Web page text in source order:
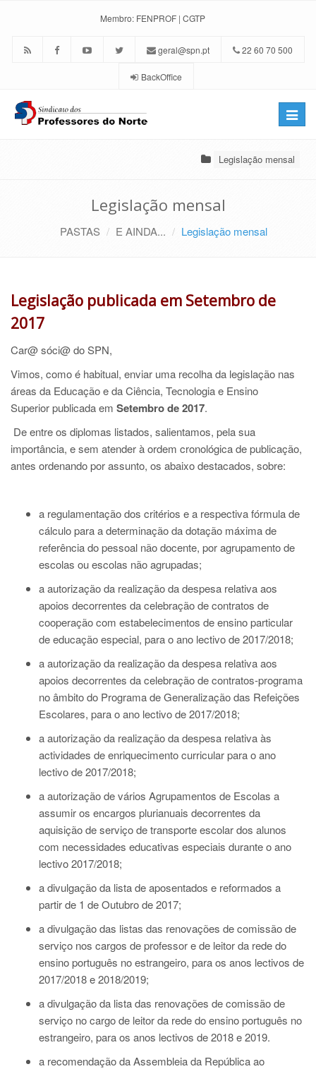
Membro: FENPROF | CGTP
geral@spn.pt 22 60 70 500
BackOffice
Toggle
Legislação mensal
Legislação mensal
PASTAS E AINDA... Legislação mensal
Legislação publicada em Setembro de
2017
Car@ sóci@ do SPN,
Vimos, como é habitual, enviar uma recolha da legislação nas
áreas da Educação e da Ciência, Tecnologia e Ensino
Superiorpublicada em Setembro de 2017.
De entre os diplomas listados, salientamos, pela sua
importância, e sem atender à ordem cronológica de publicação,
antes ordenando por assunto, os abaixo destacados, sobre:
a regulamentação dos critérios e a respectiva fórmula de
cálculo para a determinação da dotação máxima de
referência do pessoal não docente, por agrupamento de
escolas ou escolas não agrupadas;
a autorização da realização da despesa relativa aos
apoios decorrentes da celebração de contratos de
cooperação com estabelecimentos de ensino particular
de educação especial, para o ano lectivo de 2017/2018;
a autorização da realização da despesa relativa aos
apoios decorrentes da celebração de contratos-programa
no âmbito do Programa de Generalização das Refeições
Escolares, para o ano lectivo de 2017/2018;
a autorização da realização da despesa relativa às
actividades de enriquecimento curricular para o ano
lectivo de 2017/2018;
a autorização de vários Agrupamentos de Escolas a
assumir os encargos plurianuais decorrentes da
aquisição de serviço de transporte escolar dos alunos
com necessidades educativas especiais durante o ano
lectivo 2017/2018;
a divulgação da lista de aposentados e reformados a
partir de 1 de Outubro de 2017;
a divulgação das listas das renovações de comissão de
serviço nos cargos de professor e de leitor da rede do
ensino português no estrangeiro, para os anos lectivos de
2017/2018 e 2018/2019;
a divulgação da lista das renovações de comissão de
serviço no cargo de leitor da rede do ensino português no
estrangeiro, para os anos lectivos de 2018 e 2019.
a recomendação da Assembleia da República ao